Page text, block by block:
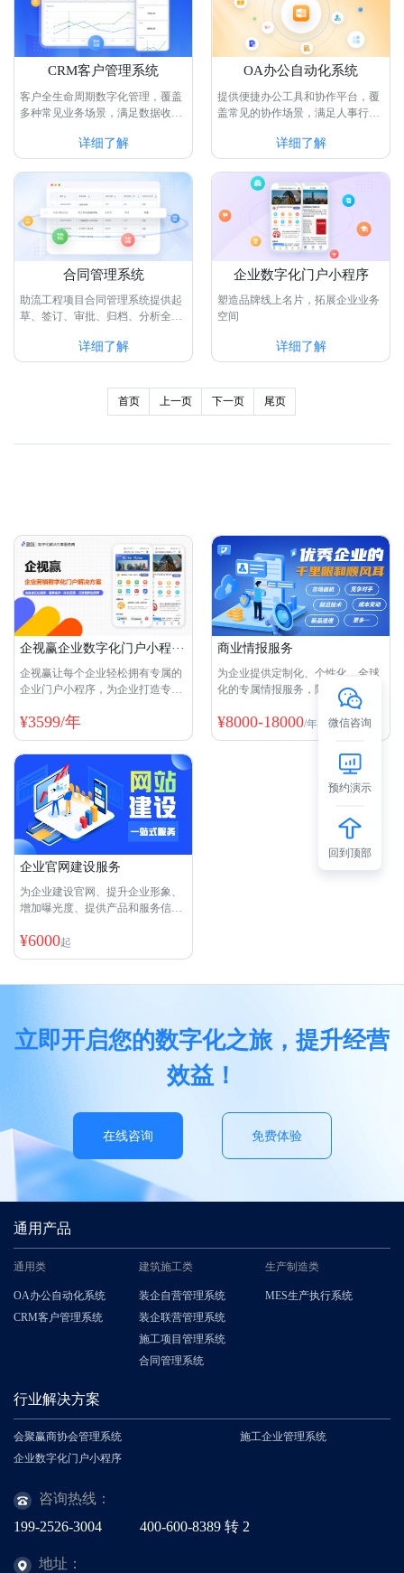
CRM客户管理系统
客户全生命周期数字化管理，覆盖
多种常见业务场景，满足数据收
详细了解
​OA办公自动化系统
提供便捷办公工具和协作平台，覆
盖常见的协作场景，满足人事行
详细了解
合同管理系统
助流工程项目合同管理系统提供起
草、签订、审批、归档、分析全过
详细了解
企业数字化门户小程序
塑造品牌线上名片，拓展企业业务
空间
详细了解
首页 上一页 下一页 尾页
企视赢企业数字化门户小程···
企视赢让每个企业轻松拥有专属的
企业门户小程序，为企业打造专属
身优势，吸···
¥3599/年
商业情报服务
为企业提供定制化、个性化、全球
化的专属情报服务，降低95%以上
的传统商业情报的搜集成本
¥8000-18000/年
企业官网建设服务
为企业建设官网、提升企业形象、
增加曝光度、提供产品和服务信
¥6000起
立即开启您的数字化之旅，提升经营
效益！
在线咨询 免费体验
通用产品
通用类
OA办公自动化系统
CRM客户管理系统
建筑施工类
装企自营管理系统
装企联营管理系统
施工项目管理系统
合同管理系统
生产制造类
MES生产执行系统
行业解决方案
会聚赢商协会管理系统
施工企业管理系统
企业数字化门户小程序
咨询热线：
199-2526-3004
400-600-8389 转 2
地址：
微信咨询
预约演示
回到顶部